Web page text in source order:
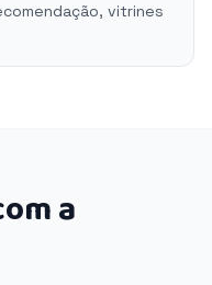
vitrines
a